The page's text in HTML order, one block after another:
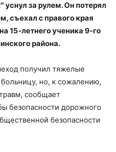
уснул за рулем. Он потерял
съехал с правого края
15-летнего ученика 9-го
района.
получил тяжелые
но, к сожалению,
сообщает
безопасности дорожного
безопасности